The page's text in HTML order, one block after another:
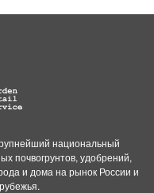
национальный
почвогрунтов, удобрений,
и дома на рынок России и